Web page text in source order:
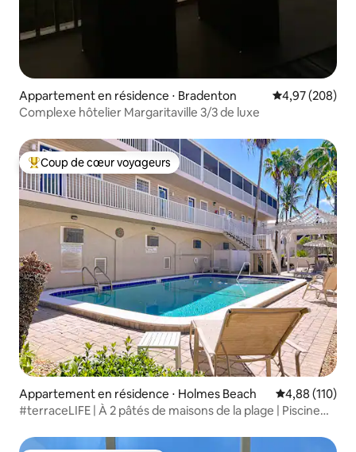
Appartement en résidence ⋅ Bradenton Évaluation
4,97 (208)
Complexe hôtelier Margaritaville 3/3 de luxe
Coups de cœur voyageurs les plus appréciés
Coup de cœur voyageurs
Appartement en résidence ⋅ Holmes Beach Évaluation
4,88 (110)
#terraceLIFE | À 2 pâtés de maisons de la plage | Piscine